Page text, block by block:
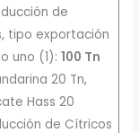
de
tipo exportación
uno (1): 100 Tn
20 Tn,
Hass 20
de Cítricos